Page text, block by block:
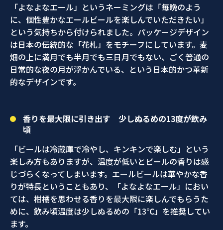
「よなよなエール」というネーミングは「毎晩のよう
に、個性豊かなエールビールを楽しんでいただきたい」
という気持ちから付けられました。パッケージデザイン
は日本の伝統的な「花札」をモチーフにしています。麦
畑の上に満月でも半月でも三日月でもない、ごく普通の
日常的な夜の月が浮かんでいる、という日本的かつ革新
的なデザインです。
香りを最大限に引き出す 少しぬるめの13度が飲み
頃
「ビールは冷蔵庫で冷やし、キンキンで楽しむ」という
楽しみ方もありますが、温度が低いとビールの香りは感
じづらくなってしまいます。エールビールは華やかな香
りが特長ということもあり、「よなよなエール」におい
ては、柑橘を思わせる香りを最大限に楽しんでもらうた
めに、飲み頃温度は少しぬるめの「13℃」を推奨してい
ます。